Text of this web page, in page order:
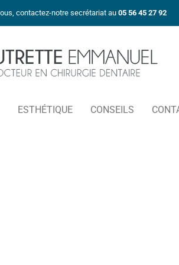
contactez-notre secrétariat au 05 56 45 27 92
ESTHÉTIQUE CONSEILS